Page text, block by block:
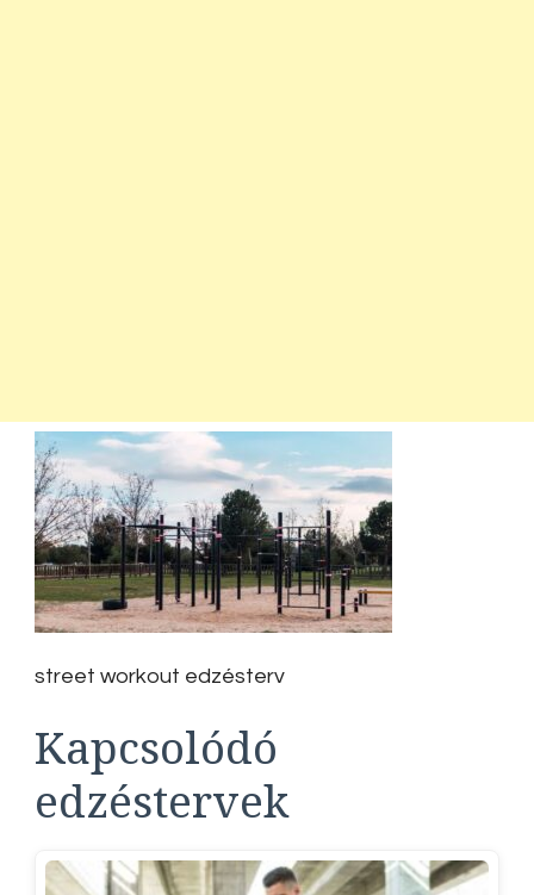
street workout edzésterv
Kapcsolódó
edzéstervek